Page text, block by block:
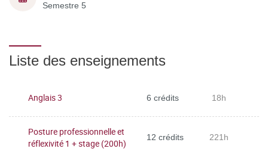
Semestre 5
Liste des enseignements
Anglais 3 6 crédits 18h
Posture professionnelle et
réflexivité 1 + stage (200h)
12 crédits 221h